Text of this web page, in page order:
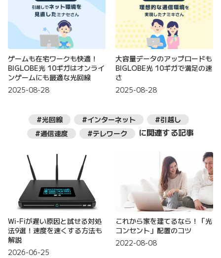
ゲームも在宅ワークも快適！
BIGLOBE光 10ギガはオンライ
ンゲームにも最適な光回線
2025-08-28
大容量データのアップロードも
BIGLOBE光 10ギガで満足の速
さ
2025-08-28
#光回線 #インターネット
#引越し
#通信速度
#テレワーク に関連する記事
Wi-Fiが遅い原因と試せる対処
法9選！速度を速くする方法も
解説
2026-06-25
これから家を建てるなら！「光
コンセント」配置のコツ
2022-08-08